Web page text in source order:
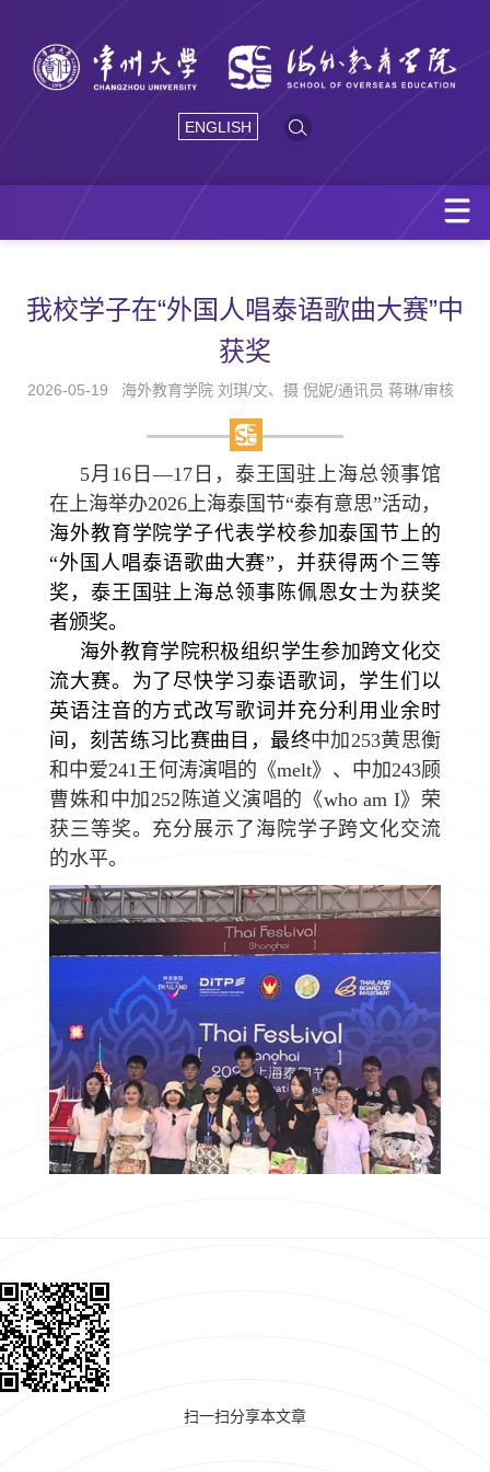
ENGLISH
我校学子在“外国人唱泰语歌曲大赛”中
获奖
2026-05-19 海外教育学院 刘琪/文、摄 倪妮/通讯员 蒋琳/审核
5月 16日—17日，泰王国驻上海总领事馆
在上海举办2026 上海泰国节“泰有意思”活动，
海外教育学院学子代表学校参加泰国节上的
“外国人唱泰语歌曲大赛”，并获得两个三等
奖，泰王国驻上海总领事陈佩恩女士为获奖
者颁奖。
海外教育学院积极组织学生参加跨文化交
流大赛。为了尽快学习泰语歌词，学生们以
英语注音的方式改写歌词并充分利用业余时
间，刻苦练习比赛曲目，最终中加253黄思衡
和中爱241 王何涛演唱的 《melt》 、中加243顾
曹姝和中加252 陈道义演唱的 《who am I》 荣
获三等奖。充分展示了海院学子跨文化交流
的水平。
扫一扫分享本文章